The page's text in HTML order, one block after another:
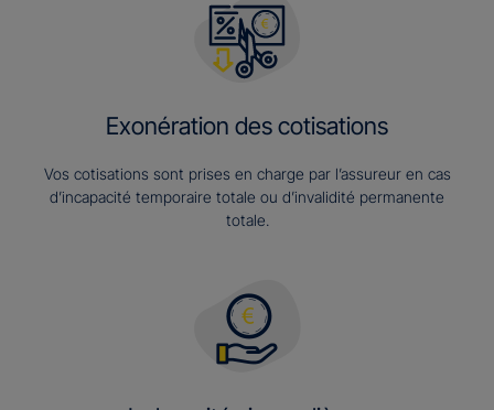
Exonération des cotisations
Vos cotisations sont prises en charge par l’assureur en cas
d’incapacité temporaire totale ou d’invalidité permanente
totale.